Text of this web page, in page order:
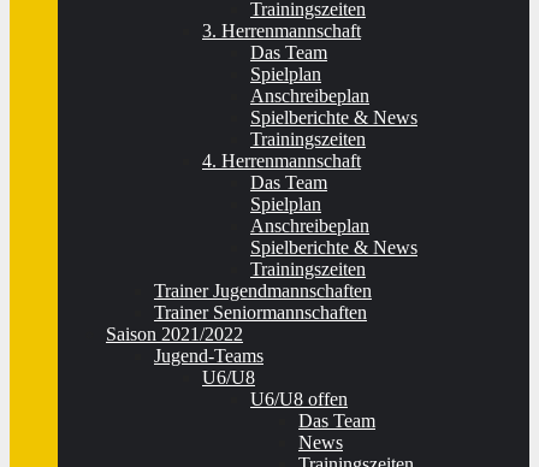
Trainingszeiten
3. Herrenmannschaft
Das Team
Spielplan
Anschreibeplan
Spielberichte & News
Trainingszeiten
4. Herrenmannschaft
Das Team
Spielplan
Anschreibeplan
Spielberichte & News
Trainingszeiten
Trainer Jugendmannschaften
Trainer Seniormannschaften
Saison 2021/2022
Jugend-Teams
U6/U8
U6/U8 offen
Das Team
News